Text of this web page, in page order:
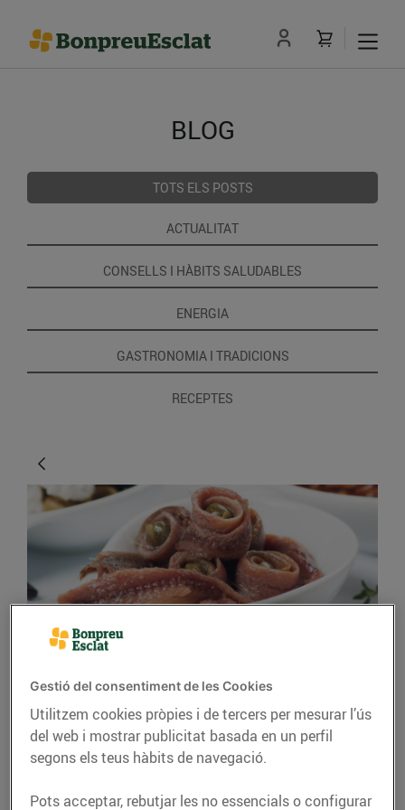
BLOG
TOTS ELS POSTS
ACTUALITAT
CONSELLS I HÀBITS SALUDABLES
ENERGIA
GASTRONOMIA I TRADICIONS
RECEPTES
Com són les anxoves?
13/d’agost/2019
Tant per a l’aperitiu com per posar-les com a
Gestió del consentiment de les Cookies
Utilitzem cookies pròpies i de tercers per mesurar l’ús
del web i mostrar publicitat basada en un perfil
segons els teus hàbits de navegació.
Pots acceptar, rebutjar les no essencials o configurar